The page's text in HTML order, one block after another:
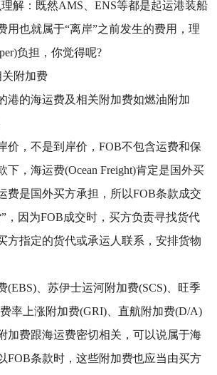
解：既然AMS、ENS等都是起运港装船
用也就属于“离岸”之前发生的费用，理
负担，你觉得呢?
附加费
的海运费及相关附加费如燃油附加
，不是到岸价，FOB不包含运费和保
下，海运费(Ocean Freight)肯定是国外买
费是国外买方承担，所以FOB条款成交
，因为FOB成交时，买方负责寻找货代
方指定的货代或承运人联系，安排货物
、苏伊士运河附加费(SCS)、旺季
率上涨附加费(GRI)、直航附加费(D/A)
加费跟海运费密切相关，可以说属于海
FOB条款时，这些附加费也应当由买方